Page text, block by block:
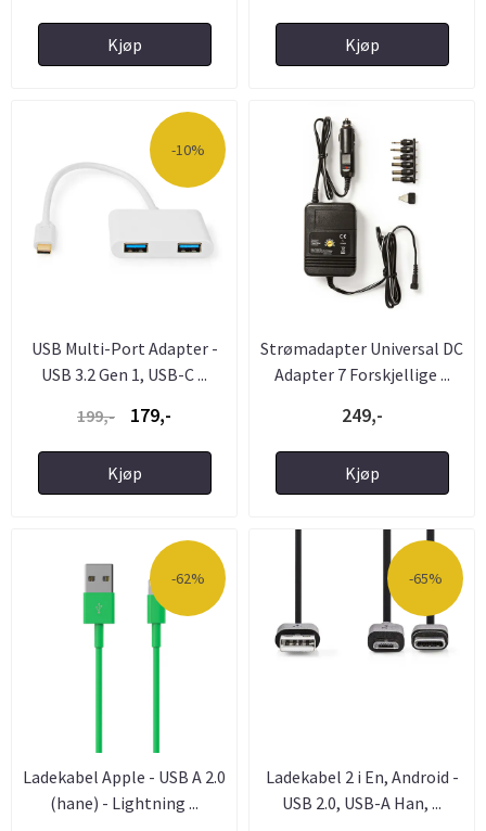
Kjøp Kjøp
-10%
USB Multi-Port Adapter -
USB 3.2 Gen 1, USB-C ...
199,-
179,-
Kjøp
Strømadapter Universal DC
Adapter 7 Forskjellige ...
249,-
Kjøp
-62%
Ladekabel Apple - USB A 2.0
(hane) - Lightning ...
-65%
Ladekabel 2 i En, Android -
USB 2.0, USB-A Han, ...